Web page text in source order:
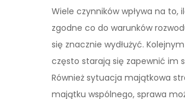
Wiele czynników wpływa na
zgodne co do warunków
się znacznie wydłużyć.
często starają się zapewnić im
Również sytuacja majątkowa
majątku wspólnego, sprawa